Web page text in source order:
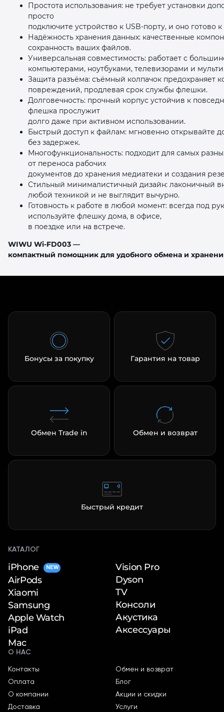
Простота использования: не требует установки
просто
подключите устройство к USB‑порту, и оно готово к
Надёжность хранения данных: качественные
сохранность ваших файлов.
Универсальная совместимость: работает с
компьютерами, ноутбуками, телевизорами и
Защита разъёма: съёмный колпачок предохраняет
повреждений, продлевая срок службы флешки.
Долговечность: прочный корпус устойчив к
флешка прослужит
долго даже при активном использовании.
Быстрый доступ к файлам: мгновенно открывайте
без задержек.
Многофункциональность: подходит для самых
от переноса рабочих
документов до хранения медиатеки и создания
Стильный минималистичный дизайн: лаконичный
любой техникой и не выглядит вычурно.
Готовность к работе в любой момент: всегда под
используйте флешку дома, в офисе,
в поездке или на встрече.
WIWU Wi‑FD003 —
компактный помощник для удобного обмена и
Бонусы за покупку Гарантия на товар
Обмен Trade in Обмен и возврат
Быстрый кредит
КАТАЛОГ
iPhone NEW
AirPods
Xiaomi
Samsung
Apple Watch
iPad
Mac
Vision Pro
Dyson
TV
Консоли
Акустика
Аксессуары
О НАС
Контакты
Оплата
О компании
Доставка
Обмен и возврат
Блог
Акции и скидки
Услуги